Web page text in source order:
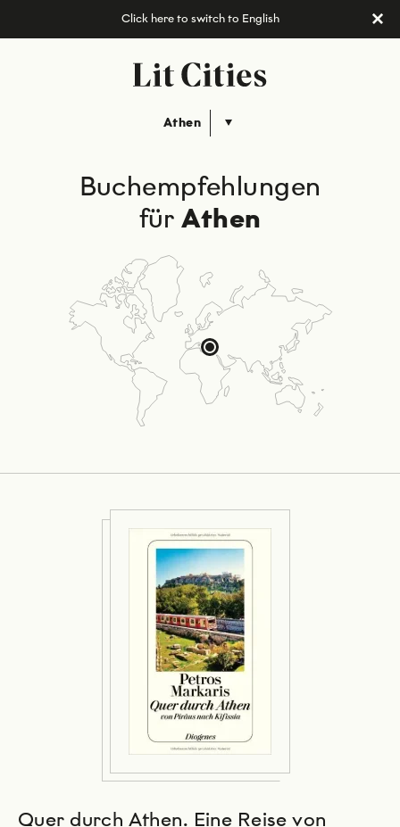
Athen
Buchempfehlungen
fürAthen
Quer durch Athen. Eine Reise von
Click here to switch to English